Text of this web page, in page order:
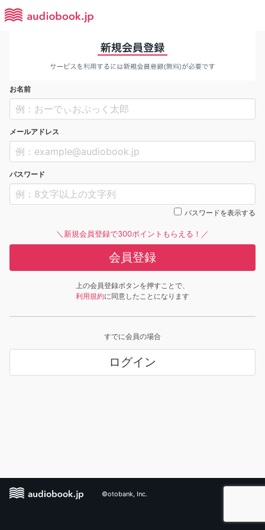
お名前
メールアドレス
パスワード
パスワードを表示する
＼新規会員登録で300ポイントもらえる！／
会員登録
上の会員登録ボタンを押すことで、
利用規約に同意したことになります
すでに会員の場合
ログイン
©otobank, Inc.